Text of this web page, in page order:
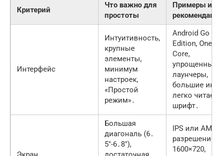
Критерий
Что важно для
простоты
Примеры и
Интерфейс
Интуитивность,
крупные
элементы,
минимум
настроек,
«Простой
режим»․
Android Go
Edition, One UI
Core,
упрощенные
лаунчеры,
большие
легко
шрифт․
Большая
диагональ (6․
5″-6․8″),
IPS или
разрешение
1600×720,